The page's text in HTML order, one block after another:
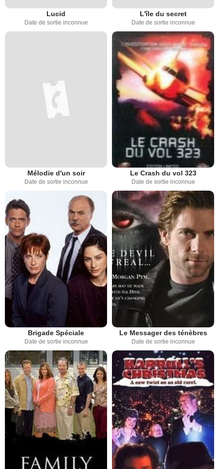
Lucid
Date de sortie inconnue
L'île du secret
Date de sortie inconnue
Mélodie d'un soir
Date de sortie inconnue
Le Crash du vol 323
Date de sortie inconnue
Brigade Spéciale
Date de sortie inconnue
Le Messager des ténèbres
Date de sortie inconnue